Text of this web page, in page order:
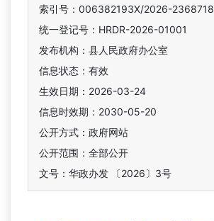
索引号：006382193X/2026-2368718
统一登记号：HRDR-2026-01001
发布机构：县人民政府办公室
信息状态： 有效
生效日期：2026-03-24
信息时效期： 2030-05-20
公开方式：政府网站
公开范围：全部公开
文号：华政办发 〔2026〕3号